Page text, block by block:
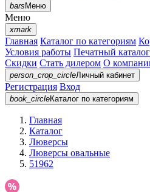
barsМеню
Меню
xmark
Главная Каталог по категориям
Условия работы Печатный каталог
Скидки Стать дилером О
person_crop_circleЛичный кабинет
Регистрация Вход
book_circleКаталог по категориям
Главная
Каталог
Люверсы
Люверсы овальные
51962